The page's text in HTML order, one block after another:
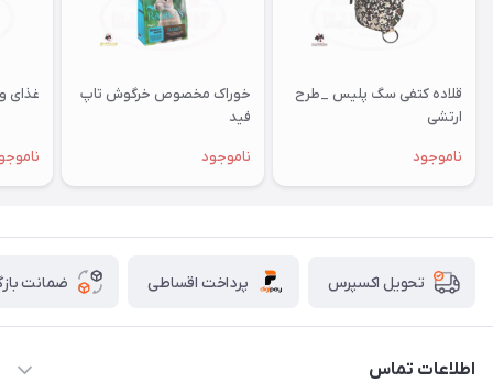
قلاده کتفی سگ پلیس _طرح
ارتشی
ناموجود
خوراک مخصوص خرگوش تاپ
فید
ناموجود
غذای
تحویل اکسپرس پرداخت اقساطی ضمانت
اطلاعات تماس